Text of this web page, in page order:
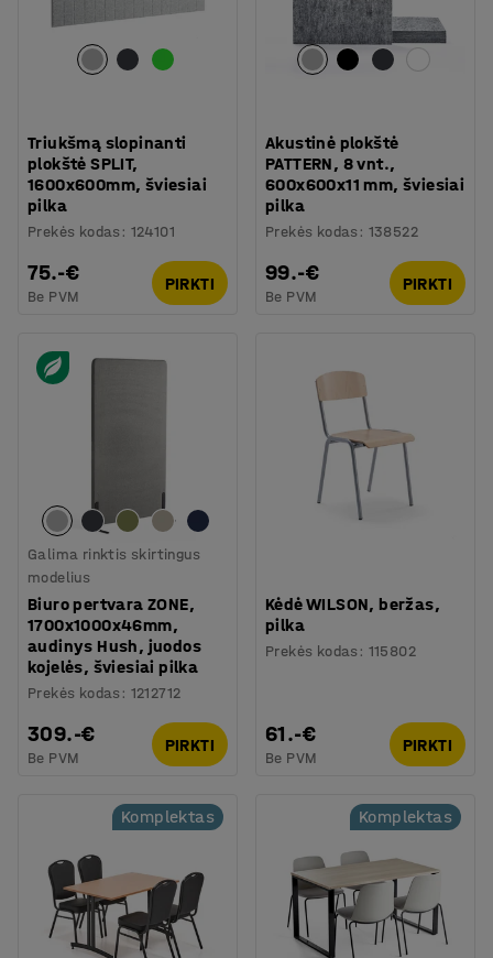
Triukšmą slopinanti
plokštė SPLIT,
1600x600mm, šviesiai
pilka
Prekės kodas : 124101
75.-€
Be PVM
PIRKTI
Akustinė plokštė
PATTERN, 8 vnt.,
600x600x11 mm, šviesiai
pilka
Prekės kodas : 138522
99.-€
Be PVM
PIRKTI
Galima rinktis skirtingus
modelius
Biuro pertvara ZONE,
1700x1000x46mm,
audinys Hush, juodos
kojelės, šviesiai pilka
Prekės kodas : 1212712
309.-€
Be PVM
PIRKTI
Kėdė WILSON, beržas,
pilka
Prekės kodas : 115802
61.-€
Be PVM
PIRKTI
Komplektas Komplektas